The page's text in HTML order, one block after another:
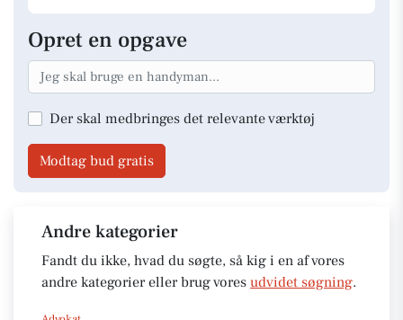
Opret en opgave
Der skal medbringes det relevante værktøj
Modtag bud gratis
Andre kategorier
Fandt du ikke, hvad du søgte, så kig i en af vores
andre kategorier eller brug vores udvidet søgning.